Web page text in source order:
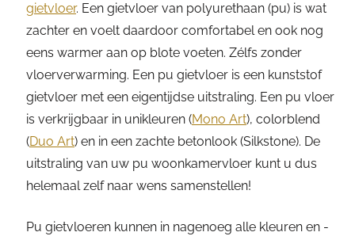
gietvloer. Een gietvloer van polyurethaan (pu) is wat
zachter en voelt daardoor comfortabel en ook nog
eens warmer aan op blote voeten. Zélfs zonder
vloerverwarming. Een pu gietvloer is een kunststof
gietvloer met een eigentijdse uitstraling. Een pu vloer
is verkrijgbaar in unikleuren (Mono Art), colorblend
(Duo Art) en in een zachte betonlook (Silkstone). De
uitstraling van uw pu woonkamervloer kunt u dus
helemaal zelf naar wens samenstellen!
Pu gietvloeren kunnen in nagenoeg alle kleuren en -